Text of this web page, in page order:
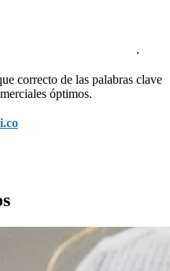
.
correcto de las palabras clave
óptimos.